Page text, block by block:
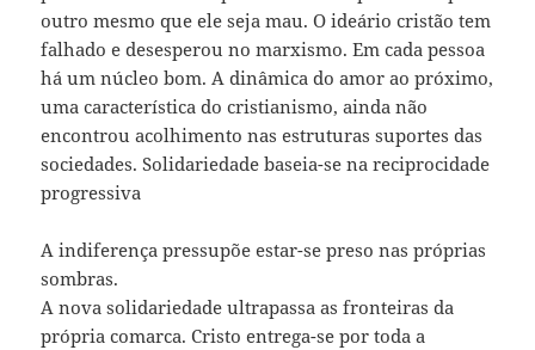
outro mesmo que ele seja mau. O ideário cristão tem
falhado e desesperou no marxismo. Em cada pessoa
há um núcleo bom. A dinâmica do amor ao próximo,
uma característica do cristianismo, ainda não
encontrou acolhimento nas estruturas suportes das
sociedades. Solidariedade baseia-se na reciprocidade
progressiva
A indiferença pressupõe estar-se preso nas próprias
sombras.
A nova solidariedade ultrapassa as fronteiras da
própria comarca. Cristo entrega-se por toda a